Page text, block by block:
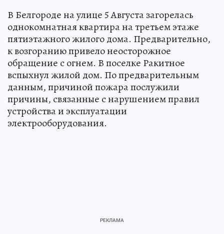
В Белгороде на улице 5 Августа загорелась
однокомнатная квартира на третьем этаже
пятиэтажного жилого дома. Предварительно,
к возгоранию привело неосторожное
обращение с огнем. В поселке Ракитное
вспыхнул жилой дом. По предварительным
данным, причиной пожара послужили
причины, связанные с нарушением правил
устройства и эксплуатации
электрооборудования.